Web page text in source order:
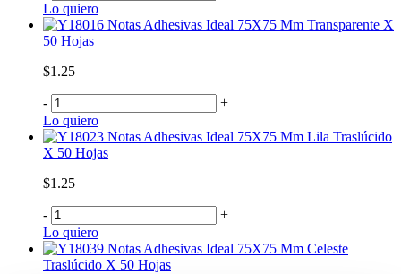
Lo quiero
Notas Adhesivas Ideal 75X75 Mm Transparente X
50 Hojas
$1.25
-
+
Lo quiero
Notas Adhesivas Ideal 75X75 Mm Lila Traslúcido
X 50 Hojas
$1.25
-
+
Lo quiero
Notas Adhesivas Ideal 75X75 Mm Celeste
Traslúcido X 50 Hojas